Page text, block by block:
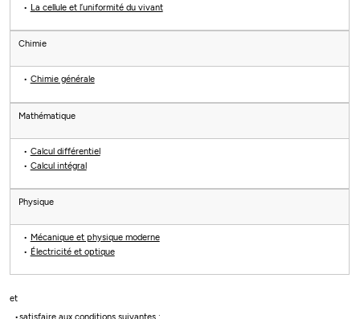
La cellule et l’uniformité du vivant
Chimie
Chimie générale
Mathématique
Calcul différentiel
Calcul intégral
Physique
Mécanique et physique moderne
Électricité et optique
et